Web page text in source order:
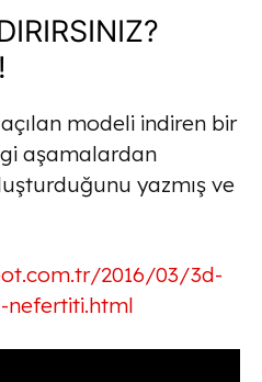
modeli indiren bir
aşamalardan
yazmış ve
2016/03/3d-
nefertiti.html